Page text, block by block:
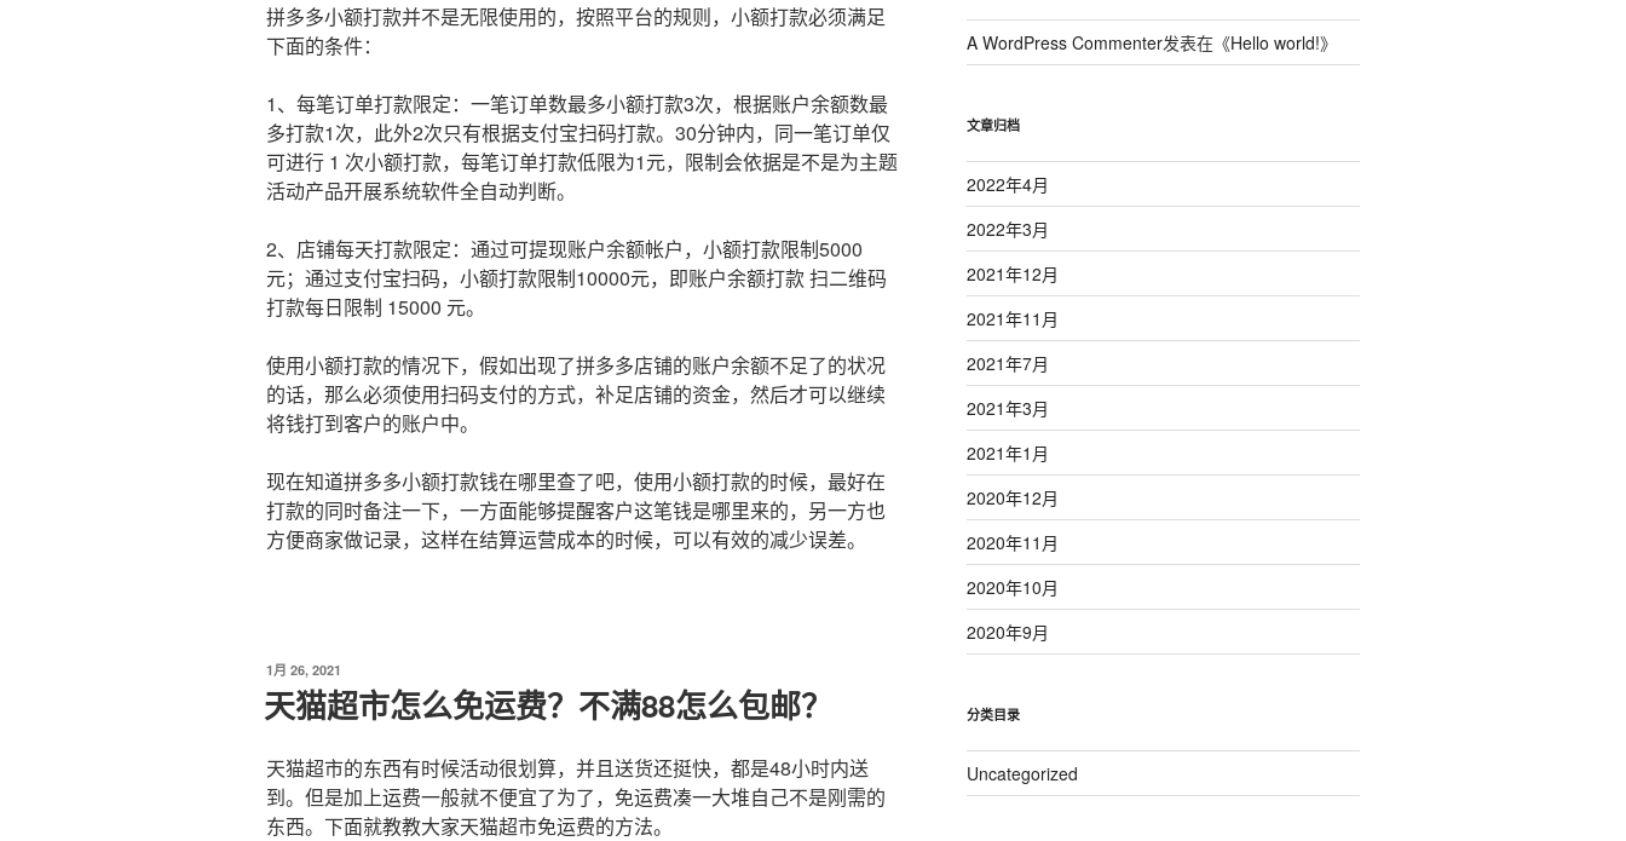
拼多多小额打款并不是无限使用的，按照平台的规则，小额打款必须满足
下面的条件：
1、每笔订单打款限定：一笔订单数最多小额打款3次，根据账户余额数最
多打款1次，此外2次只有根据支付宝扫码打款。30分钟内，同一笔订单仅
可进行 1 次小额打款，每笔订单打款低限为1元，限制会依据是不是为主题
活动产品开展系统软件全自动判断。
2、店铺每天打款限定：通过可提现账户余额帐户，小额打款限制5000
元；通过支付宝扫码，小额打款限制10000元，即账户余额打款 扫二维码
打款每日限制 15000 元。
使用小额打款的情况下，假如出现了拼多多店铺的账户余额不足了的状况
的话，那么必须使用扫码支付的方式，补足店铺的资金，然后才可以继续
将钱打到客户的账户中。
现在知道拼多多小额打款钱在哪里查了吧，使用小额打款的时候，最好在
打款的同时备注一下，一方面能够提醒客户这笔钱是哪里来的，另一方也
方便商家做记录，这样在结算运营成本的时候，可以有效的减少误差。
发
布
于
1月 26, 2021
天猫超市怎么免运费？不满88怎么包邮？
天猫超市的东西有时候活动很划算，并且送货还挺快，都是48小时内送
到。但是加上运费一般就不便宜了为了，免运费凑一大堆自己不是刚需的
东西。下面就教教大家天猫超市免运费的方法。
A WordPress Commenter发表在《Hello world!》
文章归档
2022年4月
2022年3月
2021年12月
2021年11月
2021年7月
2021年3月
2021年1月
2020年12月
2020年11月
2020年10月
2020年9月
分类目录
Uncategorized